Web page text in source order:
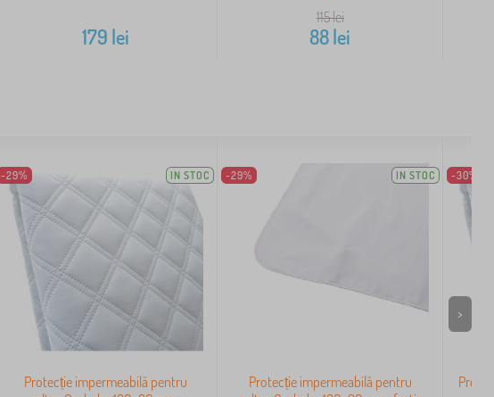
179 lei
115lei
88lei
-29% IN STOC
Protecție impermeabilă pentru
-29% IN STOC
Protecție impermeabilă pentru
-30%
>